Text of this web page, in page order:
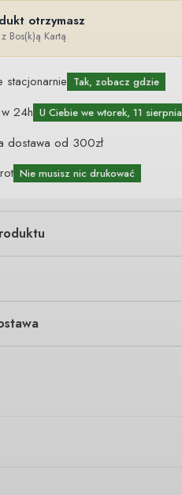
otrzymasz
Bos(k)ą Kartą
stacjonarnie Tak, zobacz gdzie
24h U Ciebiewe wtorek, 11 sierpnia
dostawa od 300zł
Nie musisz nic drukować